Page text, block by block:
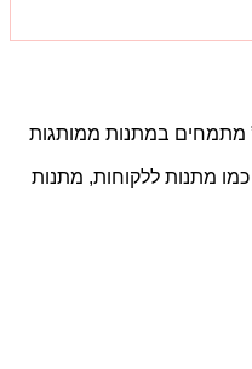
מתמחים במתנות ממותגות
כמו מתנות ללקוחות, מתנות